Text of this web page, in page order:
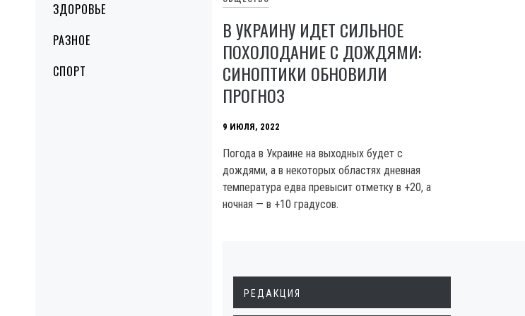
ЗДОРОВЬЕ
РАЗНОЕ
СПОРТ
В УКРАИНУ ИДЕТ СИЛЬНОЕ
ПОХОЛОДАНИЕ С ДОЖДЯМИ:
СИНОПТИКИ ОБНОВИЛИ
ПРОГНОЗ
9 ИЮЛЯ, 2022
Погода в Украине на выходных будет с
дождями, а в некоторых областях дневная
температура едва превысит отметку в +20, а
ночная — в +10 градусов.
РЕДАКЦИЯ